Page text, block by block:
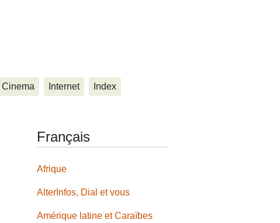
Cinema Internet Index
Français
Afrique
AlterInfos, Dial et vous
Amérique latine et Caraïbes